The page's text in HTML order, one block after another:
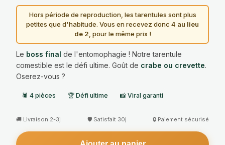
Hors période de reproduction, les tarentules sont plus
petites que d'habitude. Vous en recevez donc 4 au lieu
de 2, pour le même prix !
Le boss final de l'entomophagie ! Notre tarentule
comestible est le défi ultime. Goût de crabe ou crevette.
Oserez-vous ?
🕷️ 4 pièces 🏆 Défi ultime 📸 Viral garanti
🚚 Livraison 2-3j 🛡️ Satisfait 30j 🔒 Paiement sécurisé